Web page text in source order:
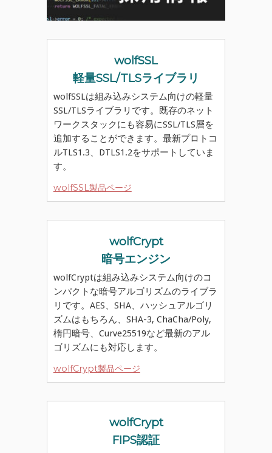
wolfSSL
軽量SSL/TLSライブラリ
wolfSSLは組み込みシステム向けの軽量
SSL/TLSライブラリです。既存のネット
ワークスタックにも容易にSSL/TLS層を
追加することができます。最新プロトコ
ルTLS1.3、DTLS1.2をサポートしていま
す。
wolfSSL製品ページ
wolfCrypt
暗号エンジン
wolfCryptは組み込みシステム向けのコ
ンパクトな暗号アルゴリズムのライブラ
リです。AES、SHA、ハッシュアルゴリ
ズムはもちろん、SHA-3, ChaCha/Poly,
楕円暗号、Curve25519など最新のアル
ゴリズムにも対応します。
wolfCrypt製品ページ
wolfCrypt
FIPS認証